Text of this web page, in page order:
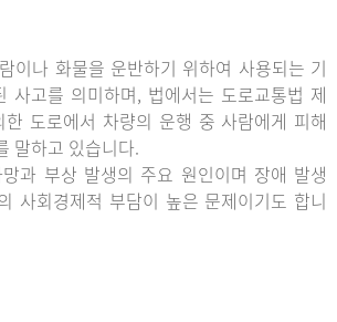
람이나 화물을 운반하기 위하여 사용되는 기
사고를 의미하며, 법에서는 도로교통법 제
도로에서 차량의 운행 중 사람에게 피해
말하고 있습니다.
과 부상 발생의 주요 원인이며 장애 발생
사회경제적 부담이 높은 문제이기도 합니